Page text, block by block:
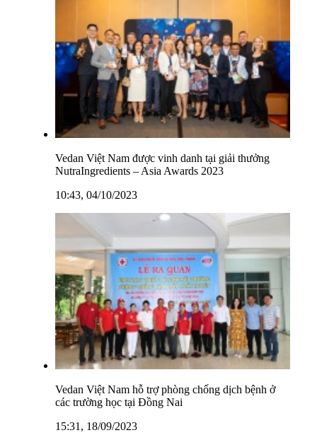
Vedan Việt Nam được vinh danh tại giải thưởng
NutraIngredients – Asia Awards 2023
10:43, 04/10/2023
Vedan Việt Nam hỗ trợ phòng chống dịch bệnh ở
các trường học tại Đồng Nai
15:31, 18/09/2023